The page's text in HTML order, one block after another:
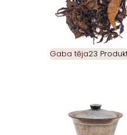
Gaba tēja23